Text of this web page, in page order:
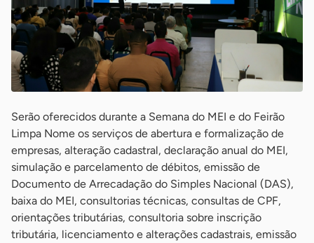
Serão oferecidos durante a Semana do MEI e do Feirão
Limpa Nome os serviços de abertura e formalização de
empresas, alteração cadastral, declaração anual do MEI,
simulação e parcelamento de débitos, emissão de
Documento de Arrecadação do Simples Nacional (DAS),
baixa do MEI, consultorias técnicas, consultas de CPF,
orientações tributárias, consultoria sobre inscrição
tributária, licenciamento e alterações cadastrais, emissão